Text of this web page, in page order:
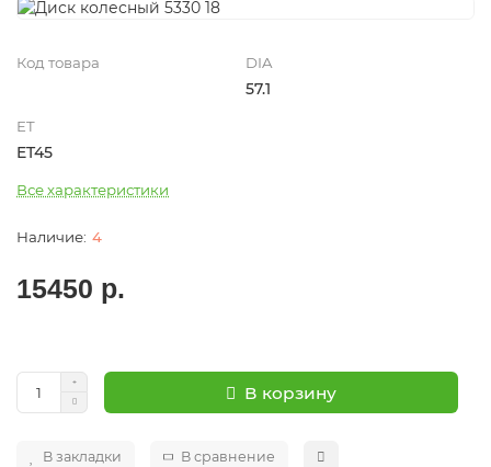
Код товара DIA
57.1
ET
ET45
Все характеристики
4
15450 р.
В корзину
В закладки В сравнение